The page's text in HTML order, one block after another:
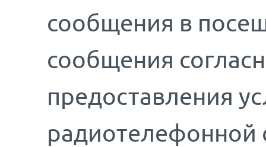
сообщения в
сообщения
предоставления
радиотелефонной